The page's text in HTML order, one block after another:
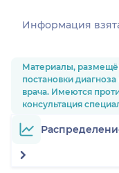
Информация
Материалы,
постановки
врача. Имеются
консультация